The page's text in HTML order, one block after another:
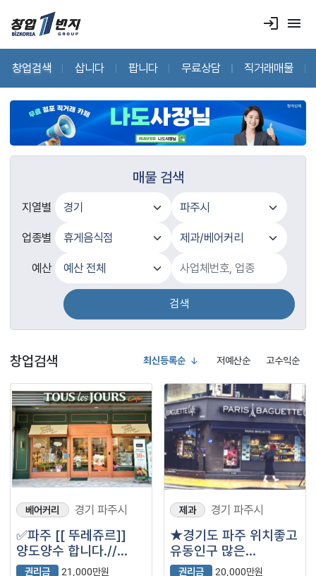
login menu
창업검색 삽니다 팝니다 무료상담 직거래매물
매물 검색
지열별
업종별
예산
검색
창업검색 최신등록순 저예산순 고수익순
베어커리 경기 파주시
✅파주 [[ 뚜레쥬르]]
양도양수 합니다.//
고향으로 다시
권리금
21,000만원
제과 경기 파주시
★경기도 파주 위치좋고
유동인구 많은
파리바게뜨 급
권리금
20,000만원